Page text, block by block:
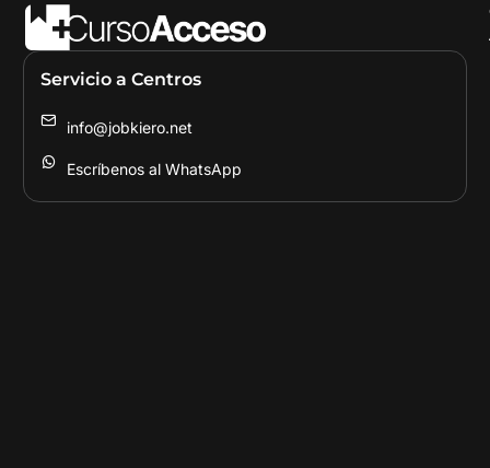
Servicio a Centros
info@jobkiero.net
Escríbenos al WhatsApp